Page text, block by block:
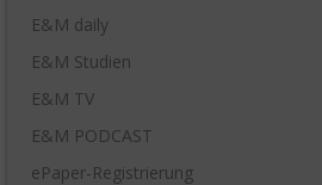
E&M daily
E&M Studien
E&M TV
E&M PODCAST
ePaper-Registrierung